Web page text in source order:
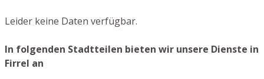
Leider keine Daten verfügbar.
In folgenden Stadtteilen bieten wir unsere Dienste in
Firrel an